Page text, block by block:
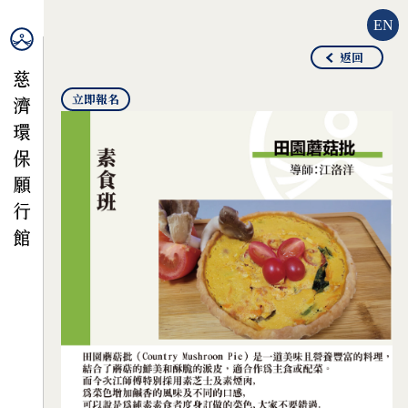
EN
返回
立即報名